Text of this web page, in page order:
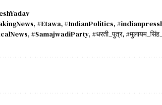
, #Etawa, #IndianPolitics,
, #SamajwadiParty, #धरती_पुत्र,